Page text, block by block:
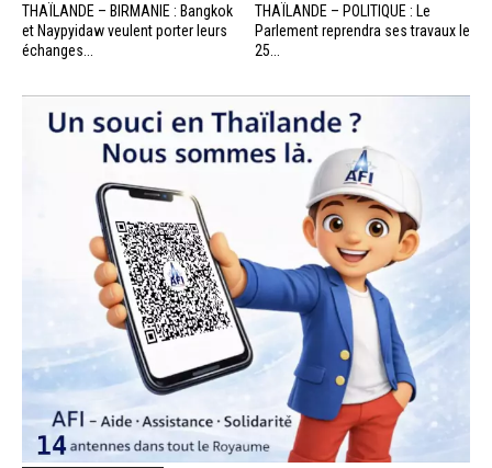
THAÏLANDE – BIRMANIE : Bangkok
et Naypyidaw veulent porter leurs
échanges...
THAÏLANDE – POLITIQUE : Le
Parlement reprendra ses travaux le
25...